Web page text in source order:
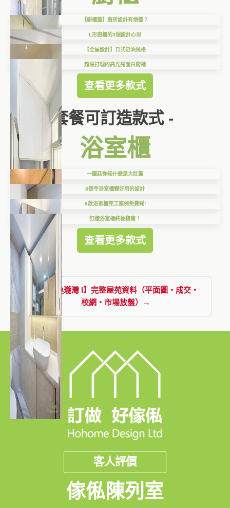
【廚櫃篇】廚房設計有煩惱？
L形廚櫃的3個設計心思
【全屋設計】日式奶油風格
超易打理的高光亮面白廚櫃
查看更多款式
套餐可訂造款式 -
浴室櫃
一圖話你知什麽是大肚盤
8個令浴室櫃變好用的設計
8款浴室櫃完工案例免費睇!
訂造浴室櫃終極指南！
查看更多款式
查看【逸瓏灣 I】完整屋苑資料（平面圖・成交・
校網・市場放盤）→
客人評價
傢俬陳列室